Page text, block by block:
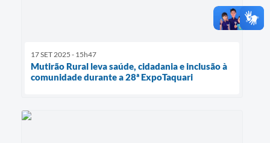
17 SET 2025 - 15h47
Mutirão Rural leva saúde, cidadania e inclusão à
comunidade durante a 28ª ExpoTaquari